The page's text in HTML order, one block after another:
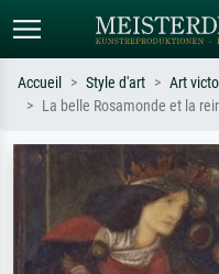
Recherchez par artiste, titre ou
ex. Monet, Nuit étoilée,
impressionnisme, vague de
nu.
Accueil Style d'art Art
La belle Rosamonde et la